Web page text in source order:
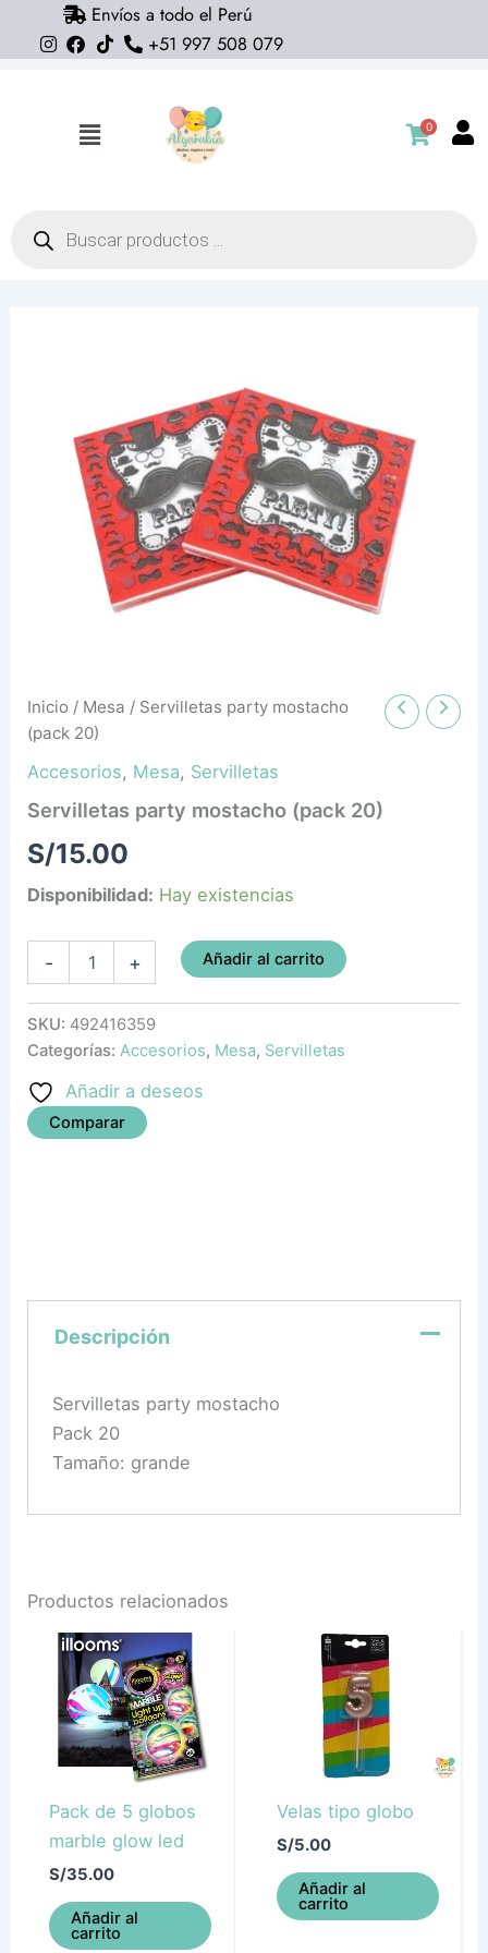
Envíos a todo el Perú
+51 997 508 079
Flyout
0
productos
Inicio / Mesa / Servilletas party mostacho
(pack 20)
Accesorios, Mesa, Servilletas
Servilletas party mostacho (pack 20)
S/15.00
Disponibilidad: Hay existencias
-
cantidad
+ Añadir al carrito
SKU: 492416359
Categorías:Accesorios, Mesa, Servilletas
Añadir a deseos
Comparar
Descripción
Servilletas party mostacho
Pack 20
Tamaño: grande
Productos relacionados
Pack de 5 globos
marble glow led
S/35.00
Añadir al
carrito
Velas tipo globo
S/5.00
Añadir al
carrito